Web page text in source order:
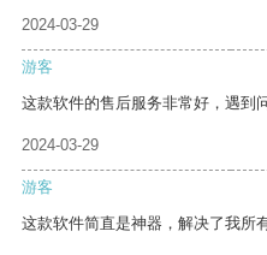
2024-03-29
游客
这款软件的售后服务非常好，遇到
2024-03-29
游客
这款软件简直是神器，解决了我所